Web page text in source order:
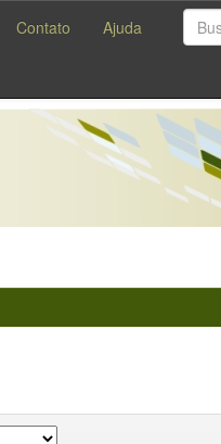
Contato Ajuda